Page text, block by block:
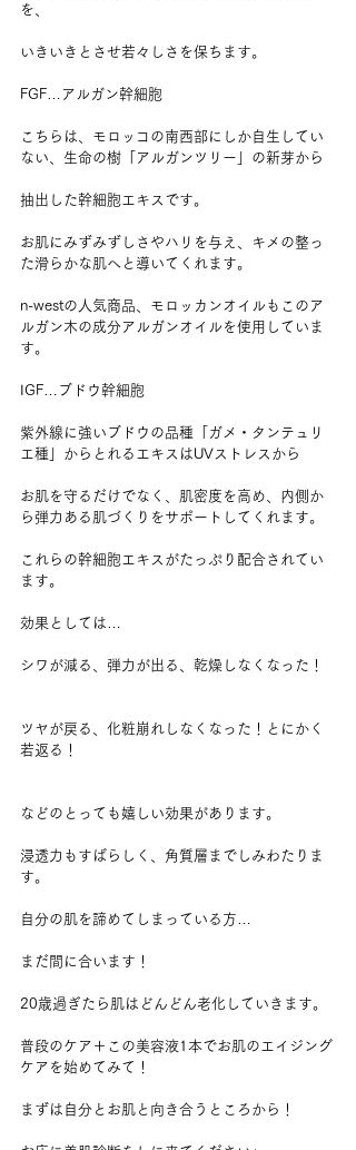
を、
いきいきとさせ若々しさを保ちます。
FGF…アルガン幹細胞
こちらは、モロッコの南西部にしか自生してい
ない、生命の樹「アルガンツリー」の新芽から
抽出した幹細胞エキスです。
お肌にみずみずしさやハリを与え、キメの整っ
た滑らかな肌へと導いてくれます。
n-westの人気商品、モロッカンオイルもこのア
ルガン木の成分アルガンオイルを使用していま
す。
IGF…ブドウ幹細胞
紫外線に強いブドウの品種「ガメ・タンテュリ
エ種」からとれるエキスはUVストレスから
お肌を守るだけでなく、肌密度を高め、内側か
ら弾力ある肌づくりをサポートしてくれます。
これらの幹細胞エキスがたっぷり配合されてい
ます。
効果としては…
シワが減る、弾力が出る、乾燥しなくなった！
ツヤが戻る、化粧崩れしなくなった！とにかく
若返る！
などのとっても嬉しい効果があります。
浸透力もすばらしく、角質層までしみわたりま
す。
自分の肌を諦めてしまっている方…
まだ間に合います！
20歳過ぎたら肌はどんどん老化していきます。
普段のケア＋この美容液1本でお肌のエイジング
ケアを始めてみて！
まずは自分とお肌と向き合うところから！